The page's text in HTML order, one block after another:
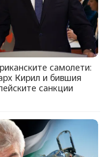
самолети:
Кирил и бившия
санкции